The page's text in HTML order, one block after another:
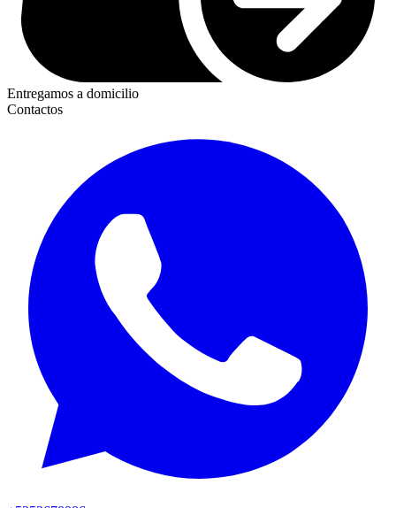
Entregamos a domicilio
Contactos